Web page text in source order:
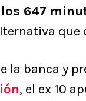
647
que
la banca y
, el ex 10